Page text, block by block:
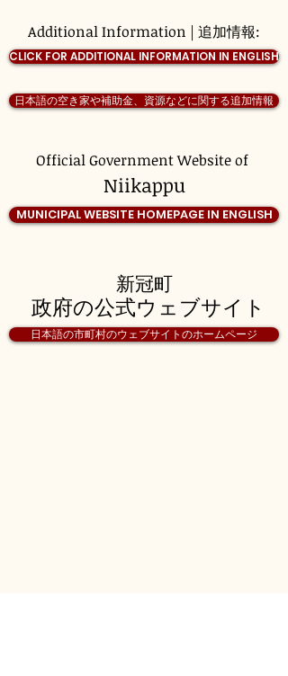
Additional Information | 追加情報:
CLICK FOR ADDITIONAL INFORMATION IN ENGLISH
Official Government Website of
Niikappu
日本語の空き家や補助金、資源などに関する追加情報
MUNICIPAL WEBSITE HOMEPAGE IN ENGLISH
新冠町
日本語の市町村のウェブサイトのホームページ
政府の公式ウェブサイト